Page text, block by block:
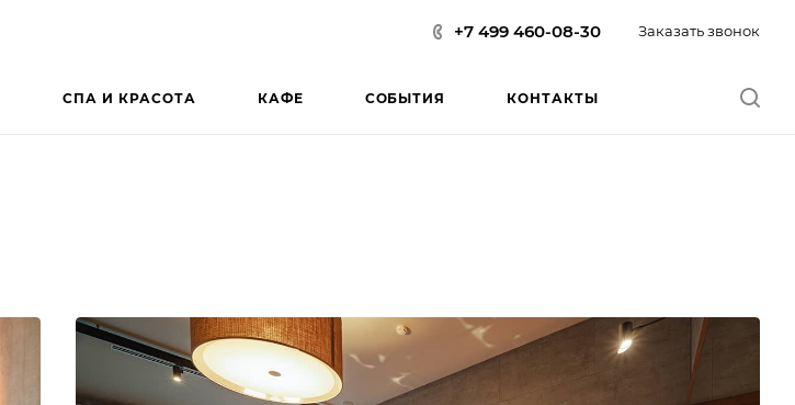
+7 499 460-08-30 Заказать звонок
СПА И КРАСОТА КАФЕ СОБЫТИЯ КОНТАКТЫ